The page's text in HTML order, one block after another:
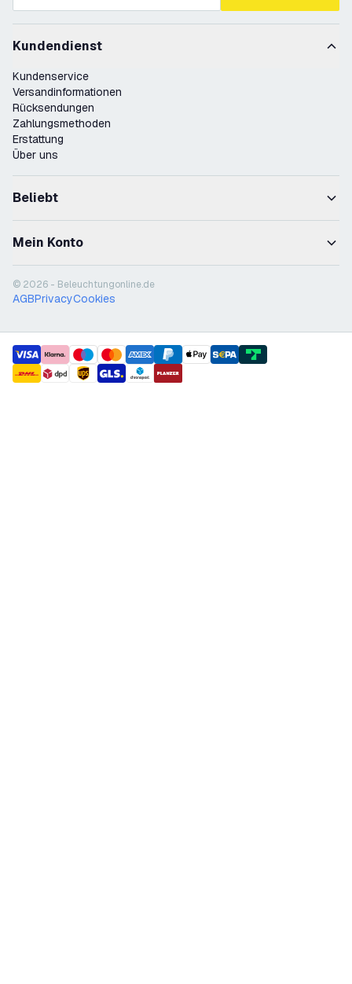
Kundendienst
Kundenservice
Versandinformationen
Rücksendungen
Zahlungsmethoden
Erstattung
Über uns
Beliebt
Mein Konto
© 2026 - Beleuchtungonline.de
AGBPrivacyCookies
payment methods
shipment methods